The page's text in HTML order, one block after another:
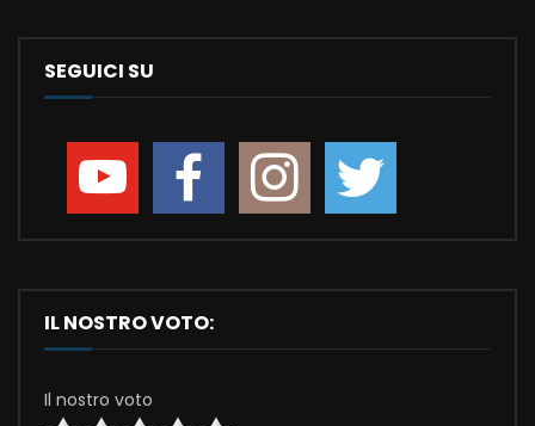
SEGUICI SU
IL NOSTRO VOTO:
Il nostro voto